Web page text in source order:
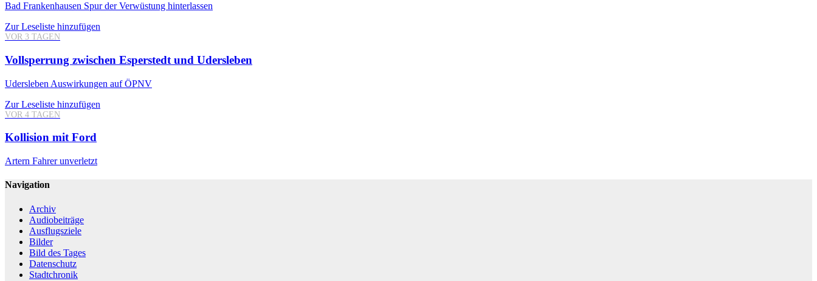
Bad Frankenhausen Spur der Verwüstung hinterlassen
Zur Leseliste hinzufügen
VOR 3 TAGEN
Vollsperrung zwischen Esperstedt und Udersleben
Udersleben Auswirkungen auf ÖPNV
Zur Leseliste hinzufügen
VOR 4 TAGEN
Kollision mit Ford
Artern Fahrer unverletzt
Navigation
Archiv
Audiobeiträge
Ausflugsziele
Bilder
Bild des Tages
Datenschutz
Stadtchronik